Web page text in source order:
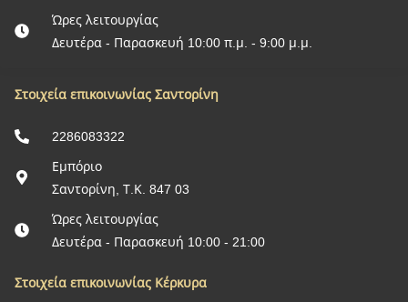
Στοιχεία επικοινωνίας Σαντορίνη
2286083322
Εμπόριο
Σαντορίνη, Τ.Κ. 847 03
Ώρες λειτουργίας
Δευτέρα - Παρασκευή 10:00 - 21:00
Στοιχεία επικοινωνίας Κέρκυρα
Ώρες λειτουργίας
Δευτέρα - Παρασκευή 10:00 π.μ. - 9:00 μ.μ.